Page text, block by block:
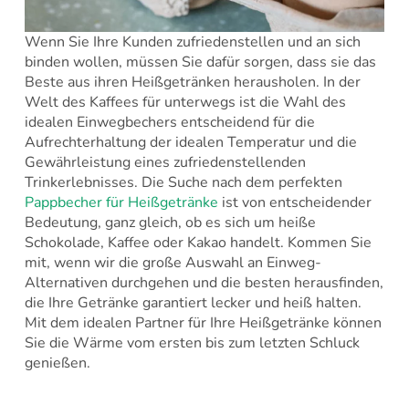
Wenn Sie Ihre Kunden zufriedenstellen und an sich
binden wollen, müssen Sie dafür sorgen, dass sie das
Beste aus ihren Heißgetränken herausholen. In der
Welt des Kaffees für unterwegs ist die Wahl des
idealen Einwegbechers entscheidend für die
Aufrechterhaltung der idealen Temperatur und die
Gewährleistung eines zufriedenstellenden
Trinkerlebnisses. Die Suche nach dem perfekten
Pappbecher für Heißgetränke ist von entscheidender
Bedeutung, ganz gleich, ob es sich um heiße
Schokolade, Kaffee oder Kakao handelt. Kommen Sie
mit, wenn wir die große Auswahl an Einweg-
Alternativen durchgehen und die besten herausfinden,
die Ihre Getränke garantiert lecker und heiß halten.
Mit dem idealen Partner für Ihre Heißgetränke können
Sie die Wärme vom ersten bis zum letzten Schluck
genießen.